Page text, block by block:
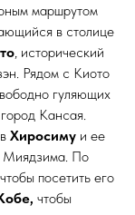
маршрутом
в столице
, исторический
Рядом с Киото
гуляющих
Кансая.
Хиросиму и ее
Миядзима. По
посетить его
чтобы